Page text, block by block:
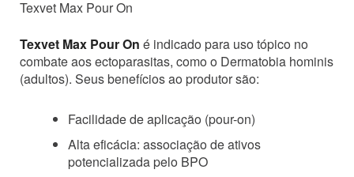
Texvet Max Pour On
Texvet Max Pour On é indicado para uso tópico no
combate aos ectoparasitas, como o Dermatobia hominis
(adultos). Seus benefícios ao produtor são:
Facilidade de aplicação (pour-on)
Alta eficácia: associação de ativos
potencializada pelo BPO